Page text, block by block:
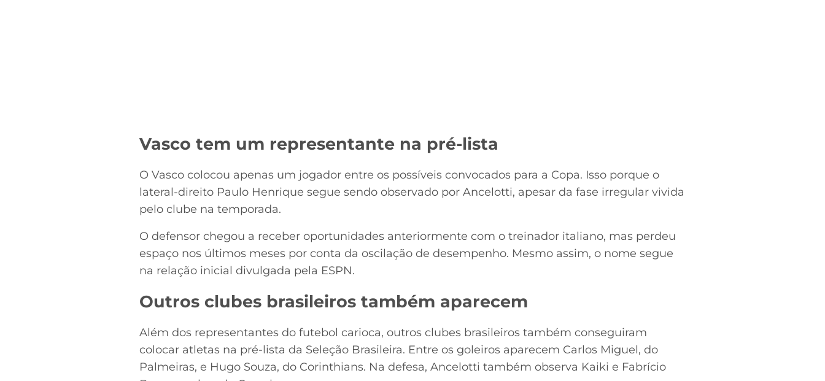
Vasco tem um representante na pré-lista
O Vasco colocou apenas um jogador entre os possíveis convocados para a Copa. Isso porque o
lateral-direito Paulo Henrique segue sendo observado por Ancelotti, apesar da fase irregular vivida
pelo clube na temporada.
O defensor chegou a receber oportunidades anteriormente com o treinador italiano, mas perdeu
espaço nos últimos meses por conta da oscilação de desempenho. Mesmo assim, o nome segue
na relação inicial divulgada pela ESPN.
Outros clubes brasileiros também aparecem
Além dos representantes do futebol carioca, outros clubes brasileiros também conseguiram
colocar atletas na pré-lista da Seleção Brasileira. Entre os goleiros aparecem Carlos Miguel, do
Palmeiras, e Hugo Souza, do Corinthians. Na defesa, Ancelotti também observa Kaiki e Fabrício